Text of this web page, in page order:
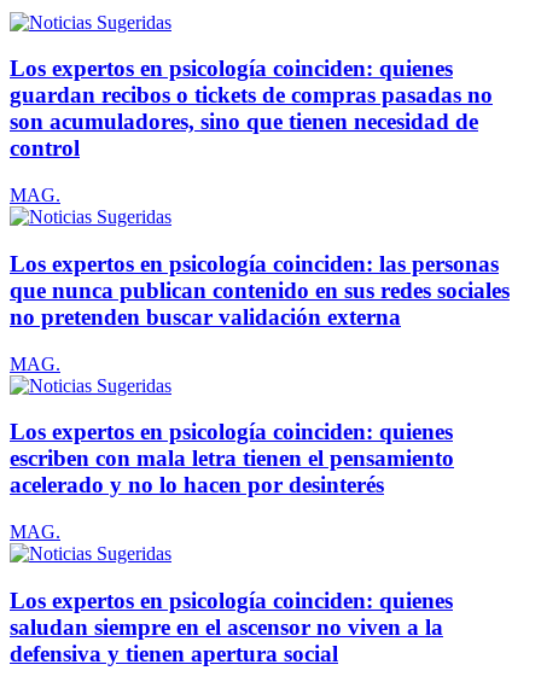
Los expertos en psicología coinciden: quienes
guardan recibos o tickets de compras pasadas no
son acumuladores, sino que tienen necesidad de
control
MAG.
Los expertos en psicología coinciden: las personas
que nunca publican contenido en sus redes sociales
no pretenden buscar validación externa
MAG.
Los expertos en psicología coinciden: quienes
escriben con mala letra tienen el pensamiento
acelerado y no lo hacen por desinterés
MAG.
Los expertos en psicología coinciden: quienes
saludan siempre en el ascensor no viven a la
defensiva y tienen apertura social